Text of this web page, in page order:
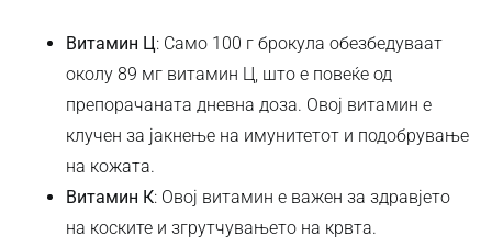
Витамин Ц: Само 100 г брокула обезбедуваат
околу 89 мг витамин Ц, што е повеќе од
препорачаната дневна доза. Овој витамин е
клучен за јакнење на имунитетот и подобрување
на кожата.
Витамин К: Овој витамин е важен за здравјето
на коските и згрутчувањето на крвта.